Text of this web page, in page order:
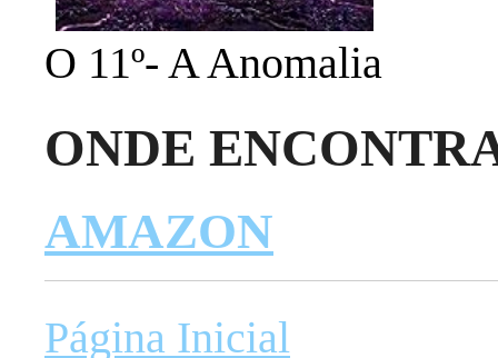
O 11º- A Anomalia
ONDE
AMAZON
Página Inicial